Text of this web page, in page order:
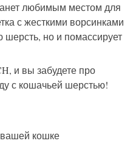
любимым местом для
с жесткими ворсинками
но и помассирует
и вы забудете про
с кошачьей шерстью!
вашей кошке